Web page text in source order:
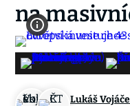
na
Lukáš